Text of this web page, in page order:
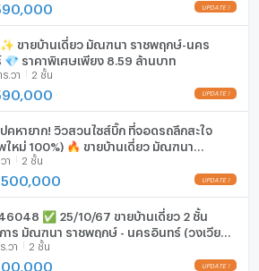
ร์ พร้อมอยู่
รงการถมสูงขึ้นถึง 2 เมตร รอบบ้านจัด
งน้ำภายใน สามารถทำเป็นห้องห้องนอน
นได้ครับ
มีห้องน้ำแยกส่วนตัว
นกลิ่นอาหารรบกวนภายในบ้าน
walk-in Closet+ห้องน้ำภายใน
ห้องน้ำภายนอก1 ห้อง สามารถเป็นห้อง
สาย (Wi-Fi) ในห้องพัก
ขายบ้านเดี่ยว มัณฑนา ราชพฤกษ์-นคร
อินทร์ 💎 ราคาพิเศษเพียง 8.59 ล้านบาท
.วา 2 ชั้น
ปคหายาก! วิวสวนไซส์บิ๊ก ที่จอดรถลึกสะใจ
ใหม่ 100%) 🔥 ขายบ้านเดี่ยว มัณฑนา
กษ์ - นครอินทร์ 🔥 / 4 ห้องนอน #HRP2070
า 2 ชั้น
✅ 25/10/67 ขายบ้านเดี่ยว 2 ชั้น
าร มัณฑนา ราชพฤกษ์ - นครอินทร์ (วงเวียน
ม 5) 📲📢สอบถาม ld line @condoboy
.วา 2 ชั้น